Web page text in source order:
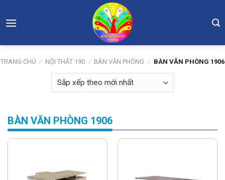
to
TRANG CHỦ / NỘI THẤT 190 / BÀN VĂN PHÒNG / BÀN VĂN PHÒNG 1906
BÀN VĂN PHÒNG 1906